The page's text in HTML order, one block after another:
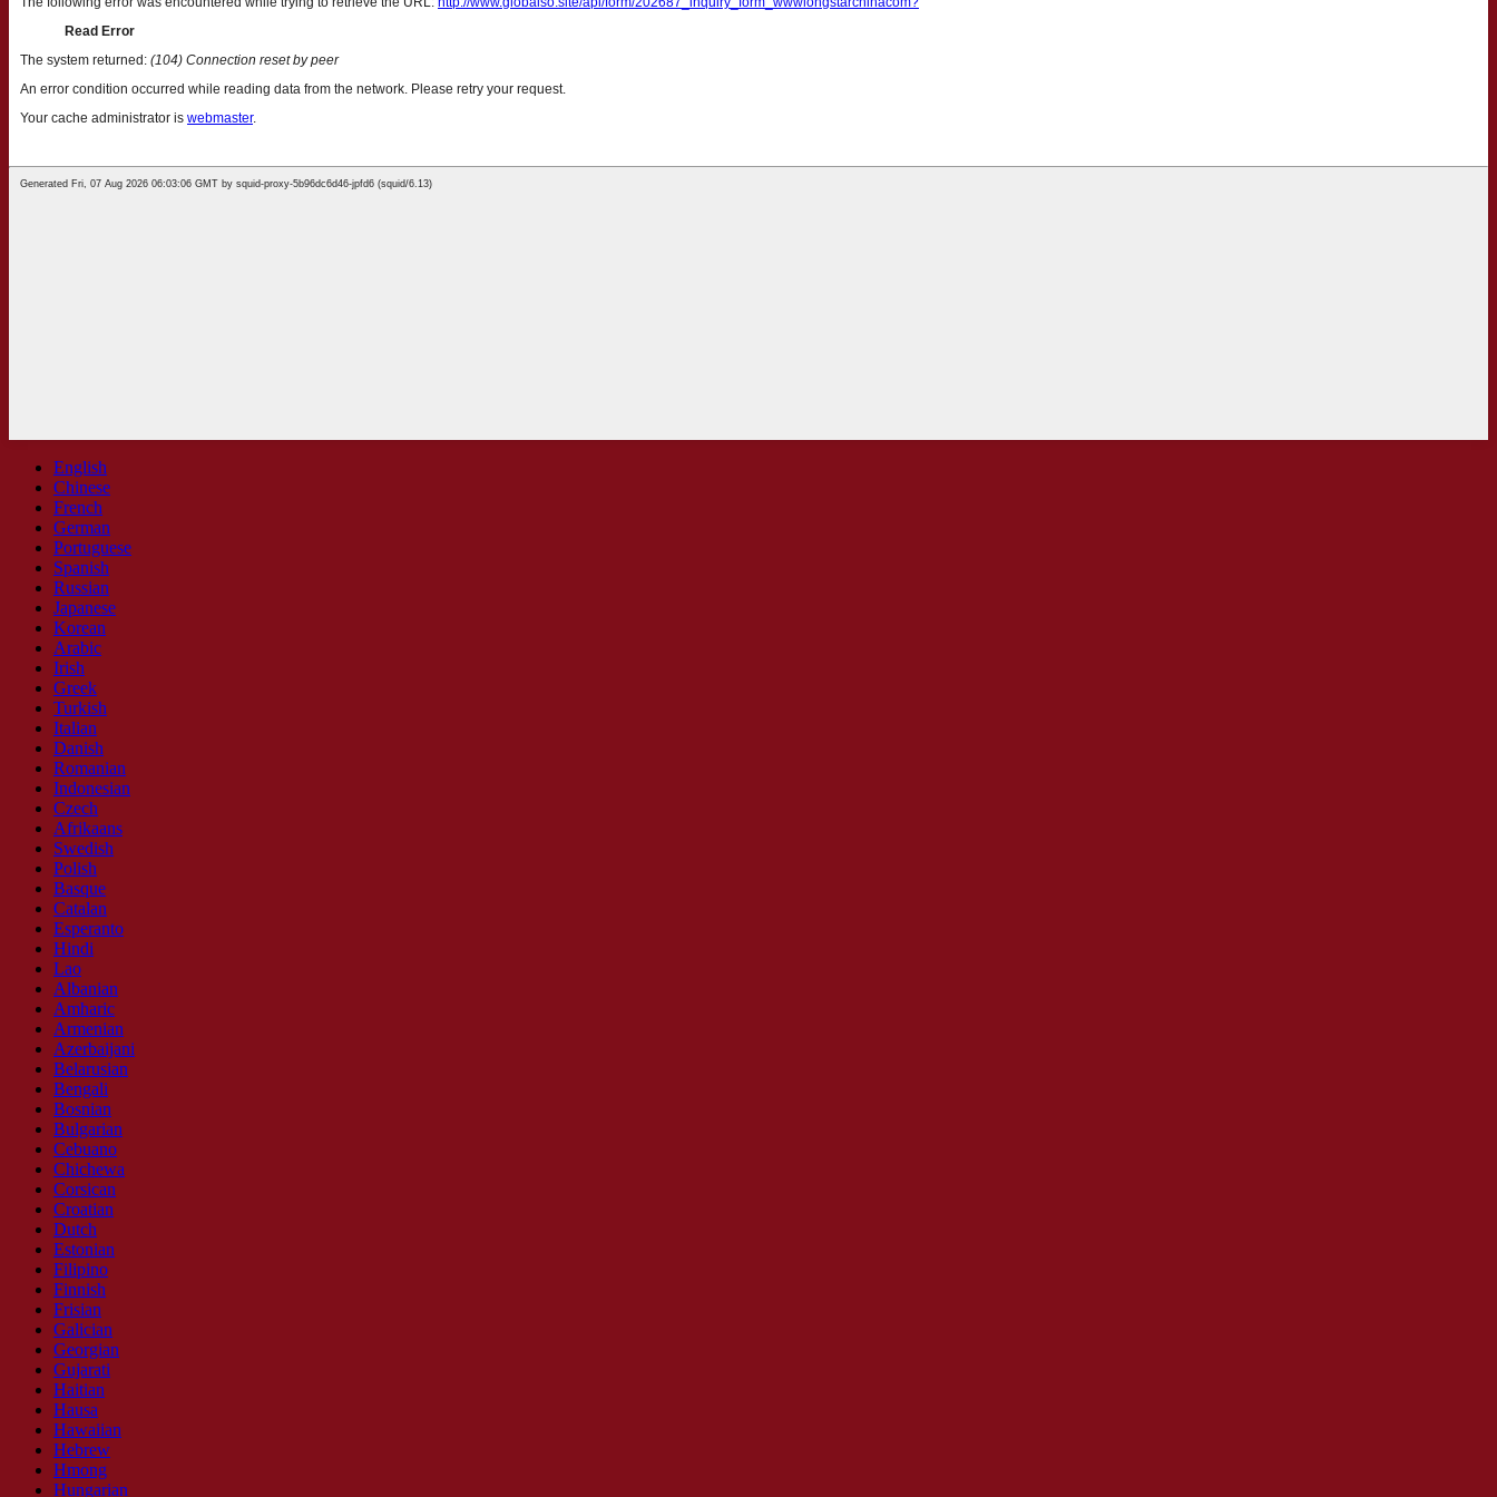
English
Chinese
French
German
Portuguese
Spanish
Russian
Japanese
Korean
Arabic
Irish
Greek
Turkish
Italian
Danish
Romanian
Indonesian
Czech
Afrikaans
Swedish
Polish
Basque
Catalan
Esperanto
Hindi
Lao
Albanian
Amharic
Armenian
Azerbaijani
Belarusian
Bengali
Bosnian
Bulgarian
Cebuano
Chichewa
Corsican
Croatian
Dutch
Estonian
Filipino
Finnish
Frisian
Galician
Georgian
Gujarati
Haitian
Hausa
Hawaiian
Hebrew
Hmong
Hungarian